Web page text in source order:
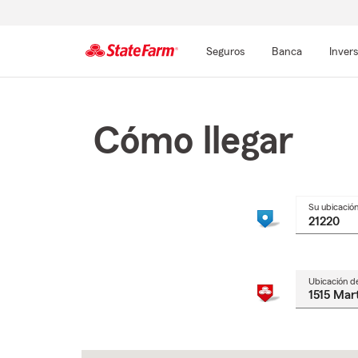
Seguros Banca
Cómo llegar
Su ubicación
Ubicación